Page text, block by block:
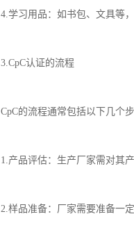
4.学习用品：如书包、文具等
3.CpC认证的流程
CpC的流程通常包括以下几个步
1.产品评估：生产厂家需对其
2.样品准备：厂家需要准备一